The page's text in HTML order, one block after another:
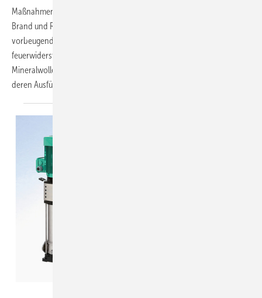
Maßnahmen könnten sich deshalb über das Lüftungssystem
Brand und Rauch schnell ausbreiten. Eine Möglichkeit des
vorbeugenden Brandschutzes bietet der Einsatz von
feuerwiderstandsfähigen Bekleidungen mit Dämmstoffen aus
Mineralwolle. ­Michael Kaffenberger‑Küster fasst zusammen, was bei
deren Ausführung zu beachten